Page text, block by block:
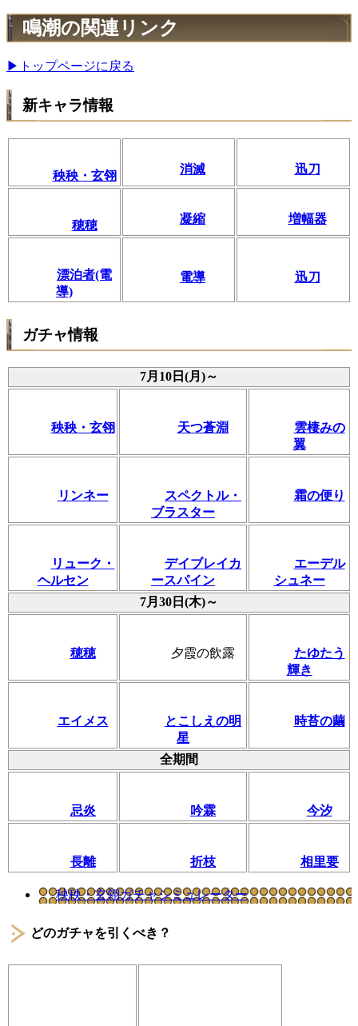
鳴潮の関連リンク
▶トップページに戻る
新キャラ情報
秧秧・玄翎 消滅 迅刀
穂穂 凝縮 増幅器
漂泊者(電
導)
電導 迅刀
ガチャ情報
7月10日(月)～
秧秧・玄翎 天つ蒼淵
雲棲みの
翼
リンネー
スペクトル・
ブラスター
霜の便り
リューク・
ヘルセン
デイブレイカ
ースパイン
エーデル
シュネー
7月30日(木)～
穂穂 夕霞の飲露
たゆたう
輝き
エイメス
とこしえの明
星
時苔の繭
全期間
忌炎 吟霖 今汐
長離 折枝 相里要
秧秧・玄翎ガチャシミュレーター
どのガチャを引くべき？